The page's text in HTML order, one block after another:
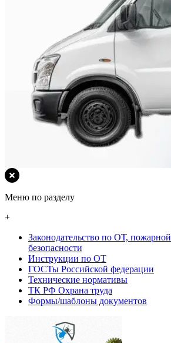
Меню по разделу
+
Законодательство по ОТ,
безопасности
Инструкции по ОТ
ГОСТы Российской федерации
Технические нормативы
ТК РФ Охрана труда
Формы/шаблоны документов